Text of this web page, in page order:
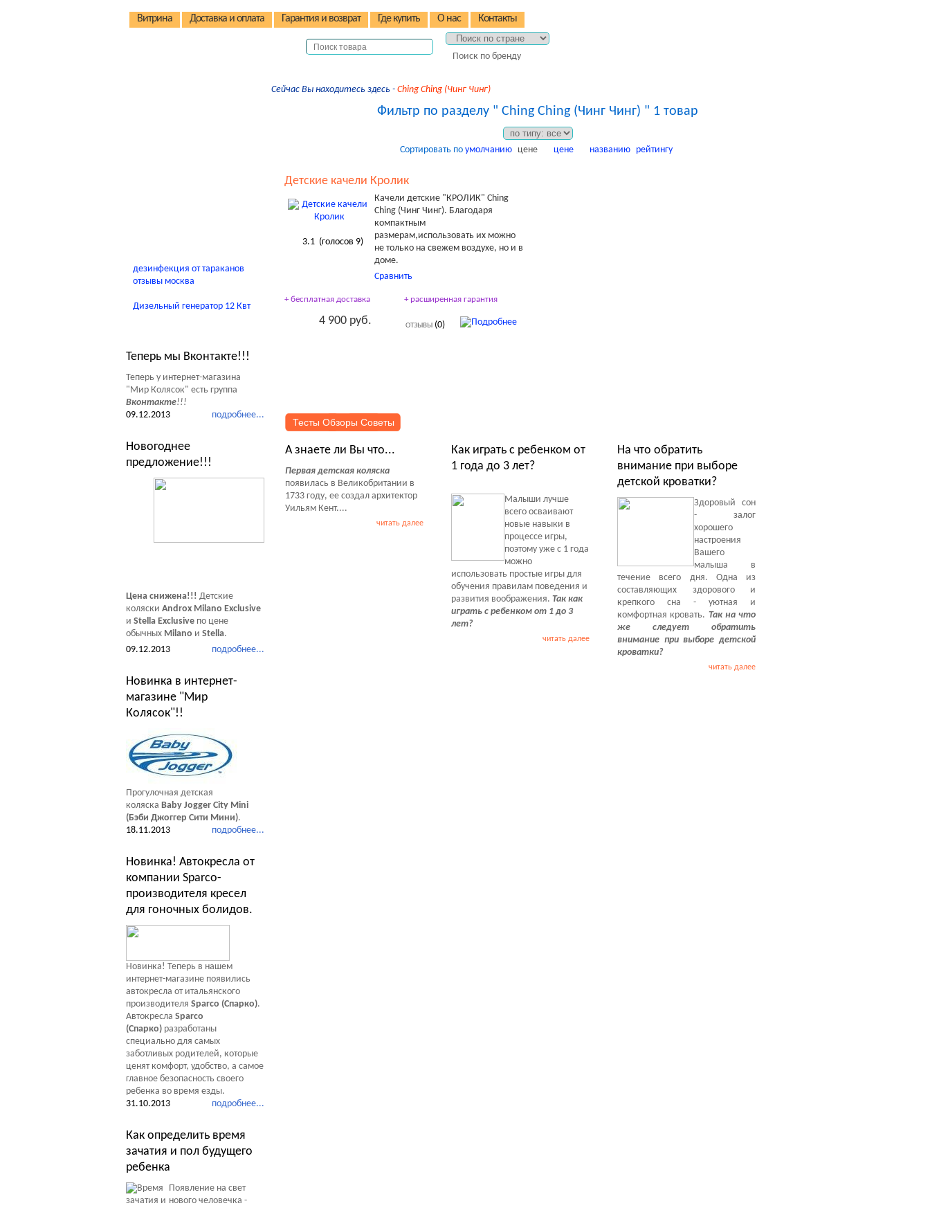
Витрина Доставка и оплата Гарантия и возврат Где купить О нас Контакты
Поиск по бренду
Сейчас Вы находитесь здесь - Ching Ching (Чинг Чинг)
Фильтр по разделу " Ching Ching (Чинг Чинг) " 1 товар
Сортировать по умолчанию цене цене названию рейтингу
Детские качели Кролик
3.1 (голосов 9)
Качели детские "КРОЛИК" Ching
Ching (Чинг Чинг). Благодаря
компактным
размерам,использовать их можно
не только на свежем воздухе, но и в
доме.
Сравнить
+ бесплатная доставка + расширенная гарантия
4 900 руб. ОТЗЫВЫ(0)
Тесты Обзоры Советы
А знаете ли Вы что...
Первая детская коляска
появилась в Великобритании в
1733 году, ее создал архитектор
Уильям Кент....
читать далее
Как играть с ребенком от
1 года до 3 лет?
Малыши лучше
всего осваивают
новые навыки в
процессе игры,
поэтому уже с 1 года
можно
использовать простые игры для
обучения правилам поведения и
развития воображения. Так как
играть с ребенком от 1 до 3
лет?
читать далее
На что обратить
внимание при выборе
детской кроватки?
Здоровый сон
- залог
хорошего
настроения
Вашего
малыша в
течение всего дня. Одна из
составляющих здорового и
крепкого сна - уютная и
комфортная кровать. Так на что
же следует обратить
внимание при выборе детской
кроватки?
читать далее
дезинфекция от тараканов
отзывы москва
Дизельный генератор 12 Квт
Теперь мы Вконтакте!!!
Теперь у интернет-магазина
"Мир Колясок" есть группа
Вконтакте!!!
подробнее...
09.12.2013
Новогоднее
предложение!!!
Цена снижена!!! Детские
коляски Androx Milano Exclusive
и Stella Exclusive по цене
обычных Milano и Stella.
подробнее...
09.12.2013
Новинка в интернет-
магазине "Мир
Колясок"!!
Прогулочная детская
коляска Baby Jogger City Mini
(Бэби Джоггер Сити Мини).
подробнее...
18.11.2013
Новинка! Автокресла от
компании Sparco-
производителя кресел
для гоночных болидов.
Новинка! Теперь в нашем
интернет-магазине появились
автокресла от итальянского
производителя Sparco (Спарко).
Автокресла Sparco
(Спарко) разработаны
специально для самых
заботливых родителей, которые
ценят комфорт, удобство, а самое
главное безопасность своего
ребенка во время езды.
подробнее...
31.10.2013
Как определить время
зачатия и пол будущего
ребенка
Появление на свет
нового человечка -